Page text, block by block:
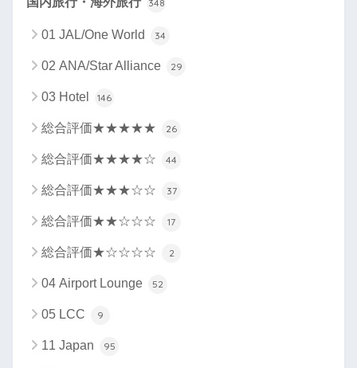
348
01 JAL/One World 34
02 ANA/Star Alliance 29
03 Hotel 146
総合評価★★★★★ 26
総合評価★★★★☆ 44
総合評価★★★☆☆ 37
総合評価★★☆☆☆ 17
総合評価★☆☆☆☆ 2
04 Airport Lounge 52
05 LCC 9
11 Japan 95